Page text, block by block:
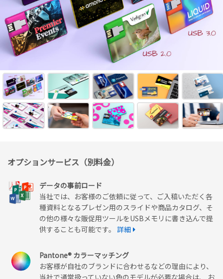
オプションサービス（別料金）
データの事前ロード
当社では、お客様のご依頼に従って、ご入稿いただく各
種資料となるプレゼン用のスライドや商品カタログ、そ
の他の様々な販促用ツールをUSBメモリに書き込んで提
供することも可能です。 詳細
Pantone® カラーマッチング
お客様が自社のブランドに合わせるなどの理由により、
当社で通常扱っていない色のモデルが必要な場合は、 お